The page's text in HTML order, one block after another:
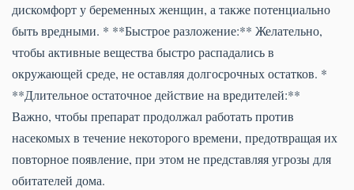
дискомфорт у беременных женщин, а также потенциально
быть вредными. * **Быстрое разложение:** Желательно,
чтобы активные вещества быстро распадались в
окружающей среде, не оставляя долгосрочных остатков. *
**Длительное остаточное действие на вредителей:**
Важно, чтобы препарат продолжал работать против
насекомых в течение некоторого времени, предотвращая их
повторное появление, при этом не представляя угрозы для
обитателей дома.